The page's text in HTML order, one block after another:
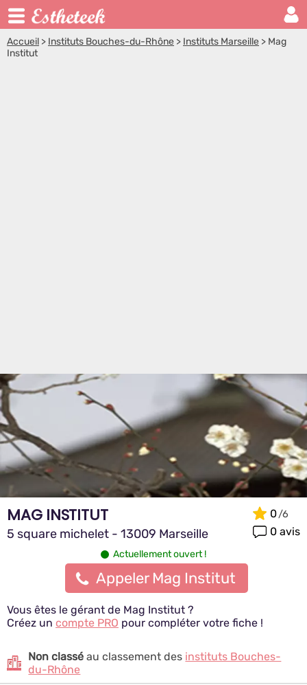
Accueil > Instituts Bouches-du-Rhône > Instituts Marseille > Mag
Institut
MAG INSTITUT
5 square michelet - 13009 Marseille
0
0 avis
Actuellement ouvert !
Appeler Mag Institut
Vous êtes le gérant de Mag Institut ?
Créez un compte PRO pour compléter votre fiche !
Non classé au classement des instituts Bouches-
du-Rhône